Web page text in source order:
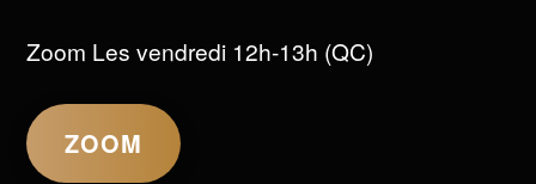
Zoom Les vendredi 12h-13h (QC)
ZOOM